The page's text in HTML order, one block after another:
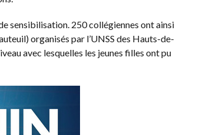
sensibilisation. 250 collégiennes ont ainsi
organisés par l’UNSS des Hauts-de-
avec lesquelles les jeunes filles ont pu